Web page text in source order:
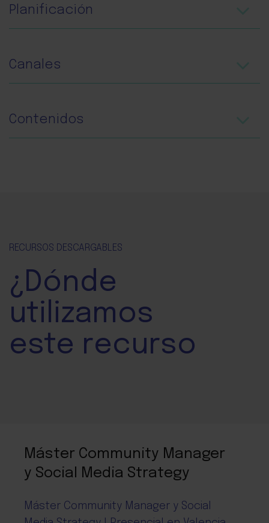
Planificación
Canales
Contenidos
RECURSOS DESCARGABLES
¿Dónde
utilizamos
este recurso
Máster Community Manager
y Social Media Strategy
Máster Community Manager y Social